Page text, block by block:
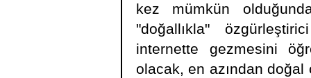
kez mümkün
"doğallıkla"
internette gezmesini
olacak, en azından